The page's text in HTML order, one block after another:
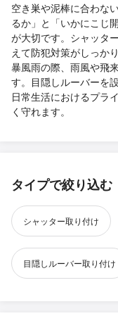
空き巣や泥棒に合わな
るか」と「いかにこじ
が大切です。シャッタ
えて防犯対策がしっか
暴風雨の際、雨風や飛
す。目隠しルーバーを
日常生活におけるプラ
く守れます。
タイプで絞り込む
シャッター取り付け
目隠しルーバー取り付け